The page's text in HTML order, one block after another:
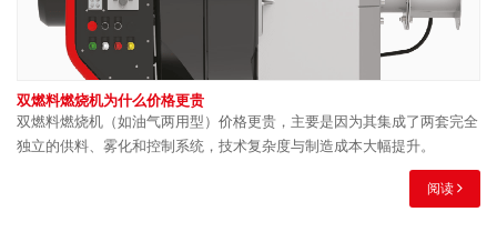
双燃料燃烧机为什么价格更贵
双燃料燃烧机（如油气两用型）价格更贵，主要是因为其集成了两套完全
独立的供料、雾化和控制系统，技术复杂度与制造成本大幅提升。
阅读